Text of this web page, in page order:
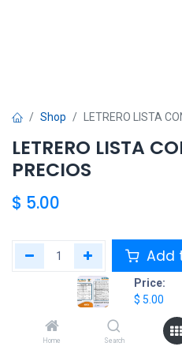
Price:
$ 5.00
Home Search
Shop LETRERO LISTA
LETRERO LISTA
PRECIOS
$ 5.00
Add
Agregar a la lista de deseos
Share :